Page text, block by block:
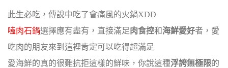
此生必吃，傳說中吃了會痛風的火鍋XDD
嗑肉石鍋選擇應有盡有，直接滿足 肉食控和海鮮愛好者，愛
吃肉的朋友來到這裡肯定可以吃得超滿足
愛海鮮的真的很難抗拒這樣的鮮味，你說這種浮誇無極限的